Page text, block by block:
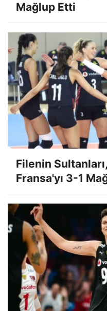
Mağlup Etti
Filenin
Fransa'yı 3-1